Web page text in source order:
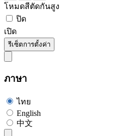
โหมดสีตัดกันสูง
ปิด
เปิด
รีเซ็ตการตั้งค่า
ภาษา
ไทย
English
中文